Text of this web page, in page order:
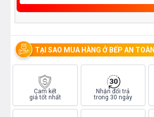
TẠI SAO MUA HÀNG Ở BẾP AN TOÀN
Cam kết
giá tốt nhất
Nhận đổi trả
trong 30 ngày